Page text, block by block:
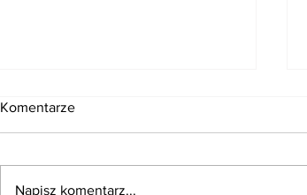
Komentarze
Napisz komentarz...